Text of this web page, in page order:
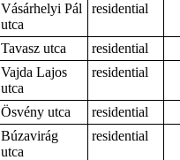
Vásárhelyi Pál
utca
residential
Tavasz utca
residential
Vajda Lajos
utca
residential
Ösvény utca
residential
Búzavirág
utca
residential